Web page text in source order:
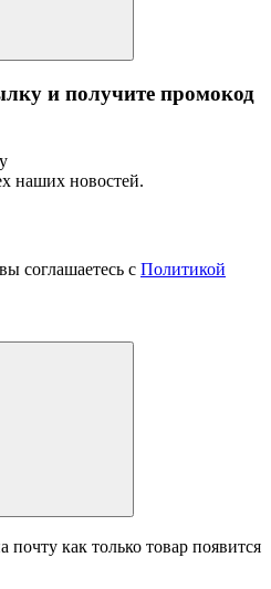
и получите промокод
наших новостей.
соглашаетесь с Политикой
как только товар появится